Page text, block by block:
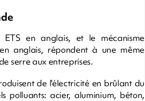
ETS en anglais, et le mécanisme
anglais, répondent à une même
serre aux entreprises.
de l'électricité en brûlant du
polluants: acier, aluminium, béton,